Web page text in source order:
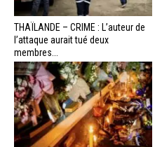
THAÏLANDE – CRIME : L’auteur de
l’attaque aurait tué deux
membres...